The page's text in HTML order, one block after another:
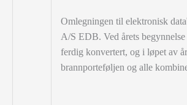
Omlegningen til elektronisk
A/S EDB. Ved årets
ferdig konvertert, og i løpet av
brannporteføljen og alle